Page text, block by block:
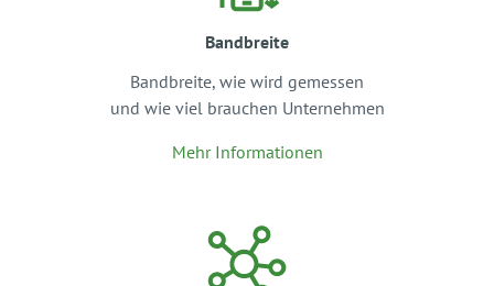
Bandbreite
Bandbreite, wie wird gemessen
und wie viel brauchen Unternehmen
Mehr Informationen